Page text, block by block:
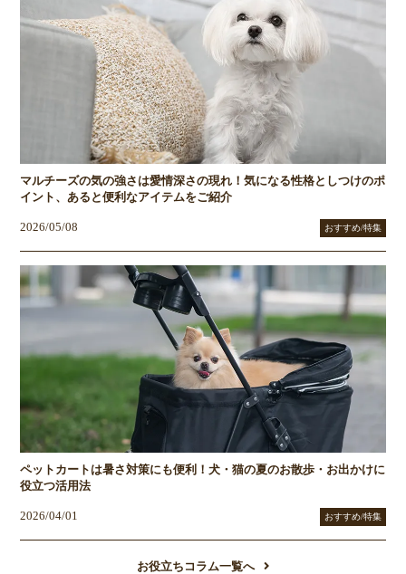
マルチーズの気の強さは愛情深さの現れ！気になる性格としつけのポ
イント、あると便利なアイテムをご紹介
2026/05/08 おすすめ/特集
ペットカートは暑さ対策にも便利！犬・猫の夏のお散歩・お出かけに
役立つ活用法
2026/04/01 おすすめ/特集
お役立ちコラム一覧へ